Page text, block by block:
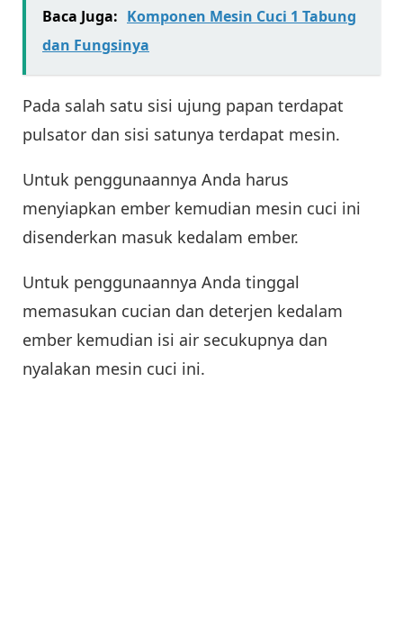
Baca Juga: Komponen Mesin Cuci 1 Tabung
dan Fungsinya
Pada salah satu sisi ujung papan terdapat
pulsator dan sisi satunya terdapat mesin.
Untuk penggunaannya Anda harus
menyiapkan ember kemudian mesin cuci ini
disenderkan masuk kedalam ember.
Untuk penggunaannya Anda tinggal
memasukan cucian dan deterjen kedalam
ember kemudian isi air secukupnya dan
nyalakan mesin cuci ini.